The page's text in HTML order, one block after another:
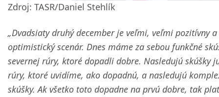
Zdroj: TASR/Daniel Stehlík
„Dvadsiaty druhý december je veľmi, veľmi pozitívny a
optimistický scenár. Dnes máme za sebou funkčné
severnej rúry, ktoré dopadli dobre. Nasledujú skúšky
rúry, ktoré uvidíme, ako dopadnú, a nasledujú
skúšky. Ak všetko toto dopadne na prvú dobre, tak